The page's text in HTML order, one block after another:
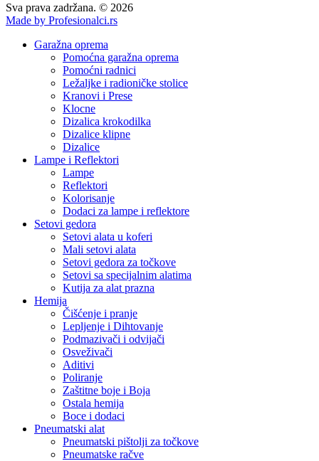
Sva prava zadržana. © 2026
Made by Profesionalci.rs
Garažna oprema
Pomoćna garažna oprema
Pomoćni radnici
Ležaljke i radioničke stolice
Kranovi i Prese
Klocne
Dizalica krokodilka
Dizalice klipne
Dizalice
Lampe i Reflektori
Lampe
Reflektori
Kolorisanje
Dodaci za lampe i reflektore
Setovi gedora
Setovi alata u koferi
Mali setovi alata
Setovi gedora za točkove
Setovi sa specijalnim alatima
Kutija za alat prazna
Hemija
Čišćenje i pranje
Lepljenje i Dihtovanje
Podmazivači i odvijači
Osveživači
Aditivi
Poliranje
Zaštitne boje i Boja
Ostala hemija
Boce i dodaci
Pneumatski alat
Pneumatski pištolji za točkove
Pneumatske račve